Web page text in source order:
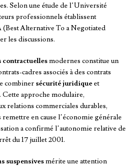
Selon une étude de l’Université
professionnels établissent
Alternative To a Negotiated
les discussions.
contractuellesmodernes constitue un
cadres associés à des contrats
combiner sécurité juridiqueet
approche modulaire,
relations commerciales durables,
remettre en cause l’économie générale
a confirmé l’autonomie relative de
du 17 juillet 2001.
suspensivesmérite une attention